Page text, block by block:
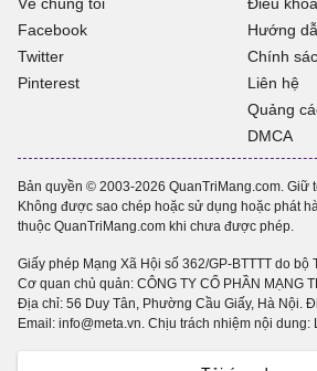
Facebook
Twitter
Pinterest
Hướng
Chính
Liên hệ
Quảng
DMCA
Bản quyền © 2003-2026 QuanTriMang.com. Giữ
Không được sao chép hoặc sử dụng hoặc phát
thuộc QuanTriMang.com khi chưa được phép.
Giấy phép Mạng Xã Hội số 362/GP-BTTTT do bộ
Cơ quan chủ quản: CÔNG TY CỔ PHẦN MẠNG
Địa chỉ: 56 Duy Tân, Phường Cầu Giấy, Hà Nội.
Email: info@meta.vn. Chịu trách nhiệm nội dung: